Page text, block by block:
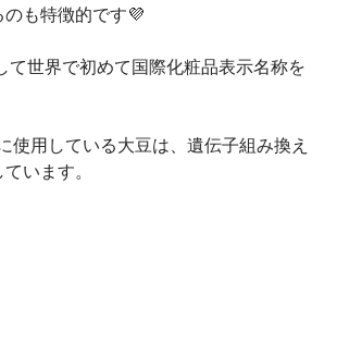
も特徴的です💜
て世界で初めて国際化粧品表示名称を
使用している大豆は、遺伝子組み換え
います。